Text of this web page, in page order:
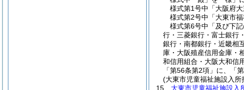
様式第1号中「大阪府
様式第2号中「大東市
様式第6号中「及び下
行・三菱銀行・富士銀行
銀行・南都銀行・近畿相
庫・大阪殖産信用金庫・
和信用組合・大阪大和信
「第56条第2項」に、「
(大東市児童福祉施設入
15
大東市児童福祉施設入